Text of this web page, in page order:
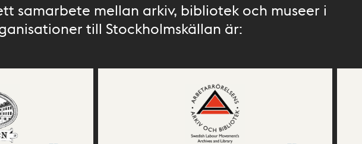
samarbete mellan arkiv, bibliotek och museer i
till Stockholmskällan är: